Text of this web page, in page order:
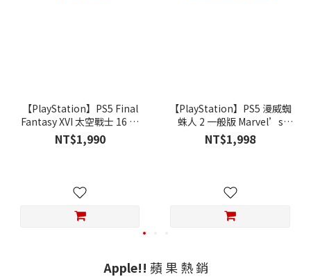
【PlayStation】PS5 Final
Fantasy XVI 太空戰士 16 最
終幻想16 中文版
NT$1,990
【PlayStation】PS5 漫威蜘
蛛人 2 一般版 Marvel’s
SpiderMan 2 中文版
NT$1,998
Apple!! 蘋 果 熱 銷